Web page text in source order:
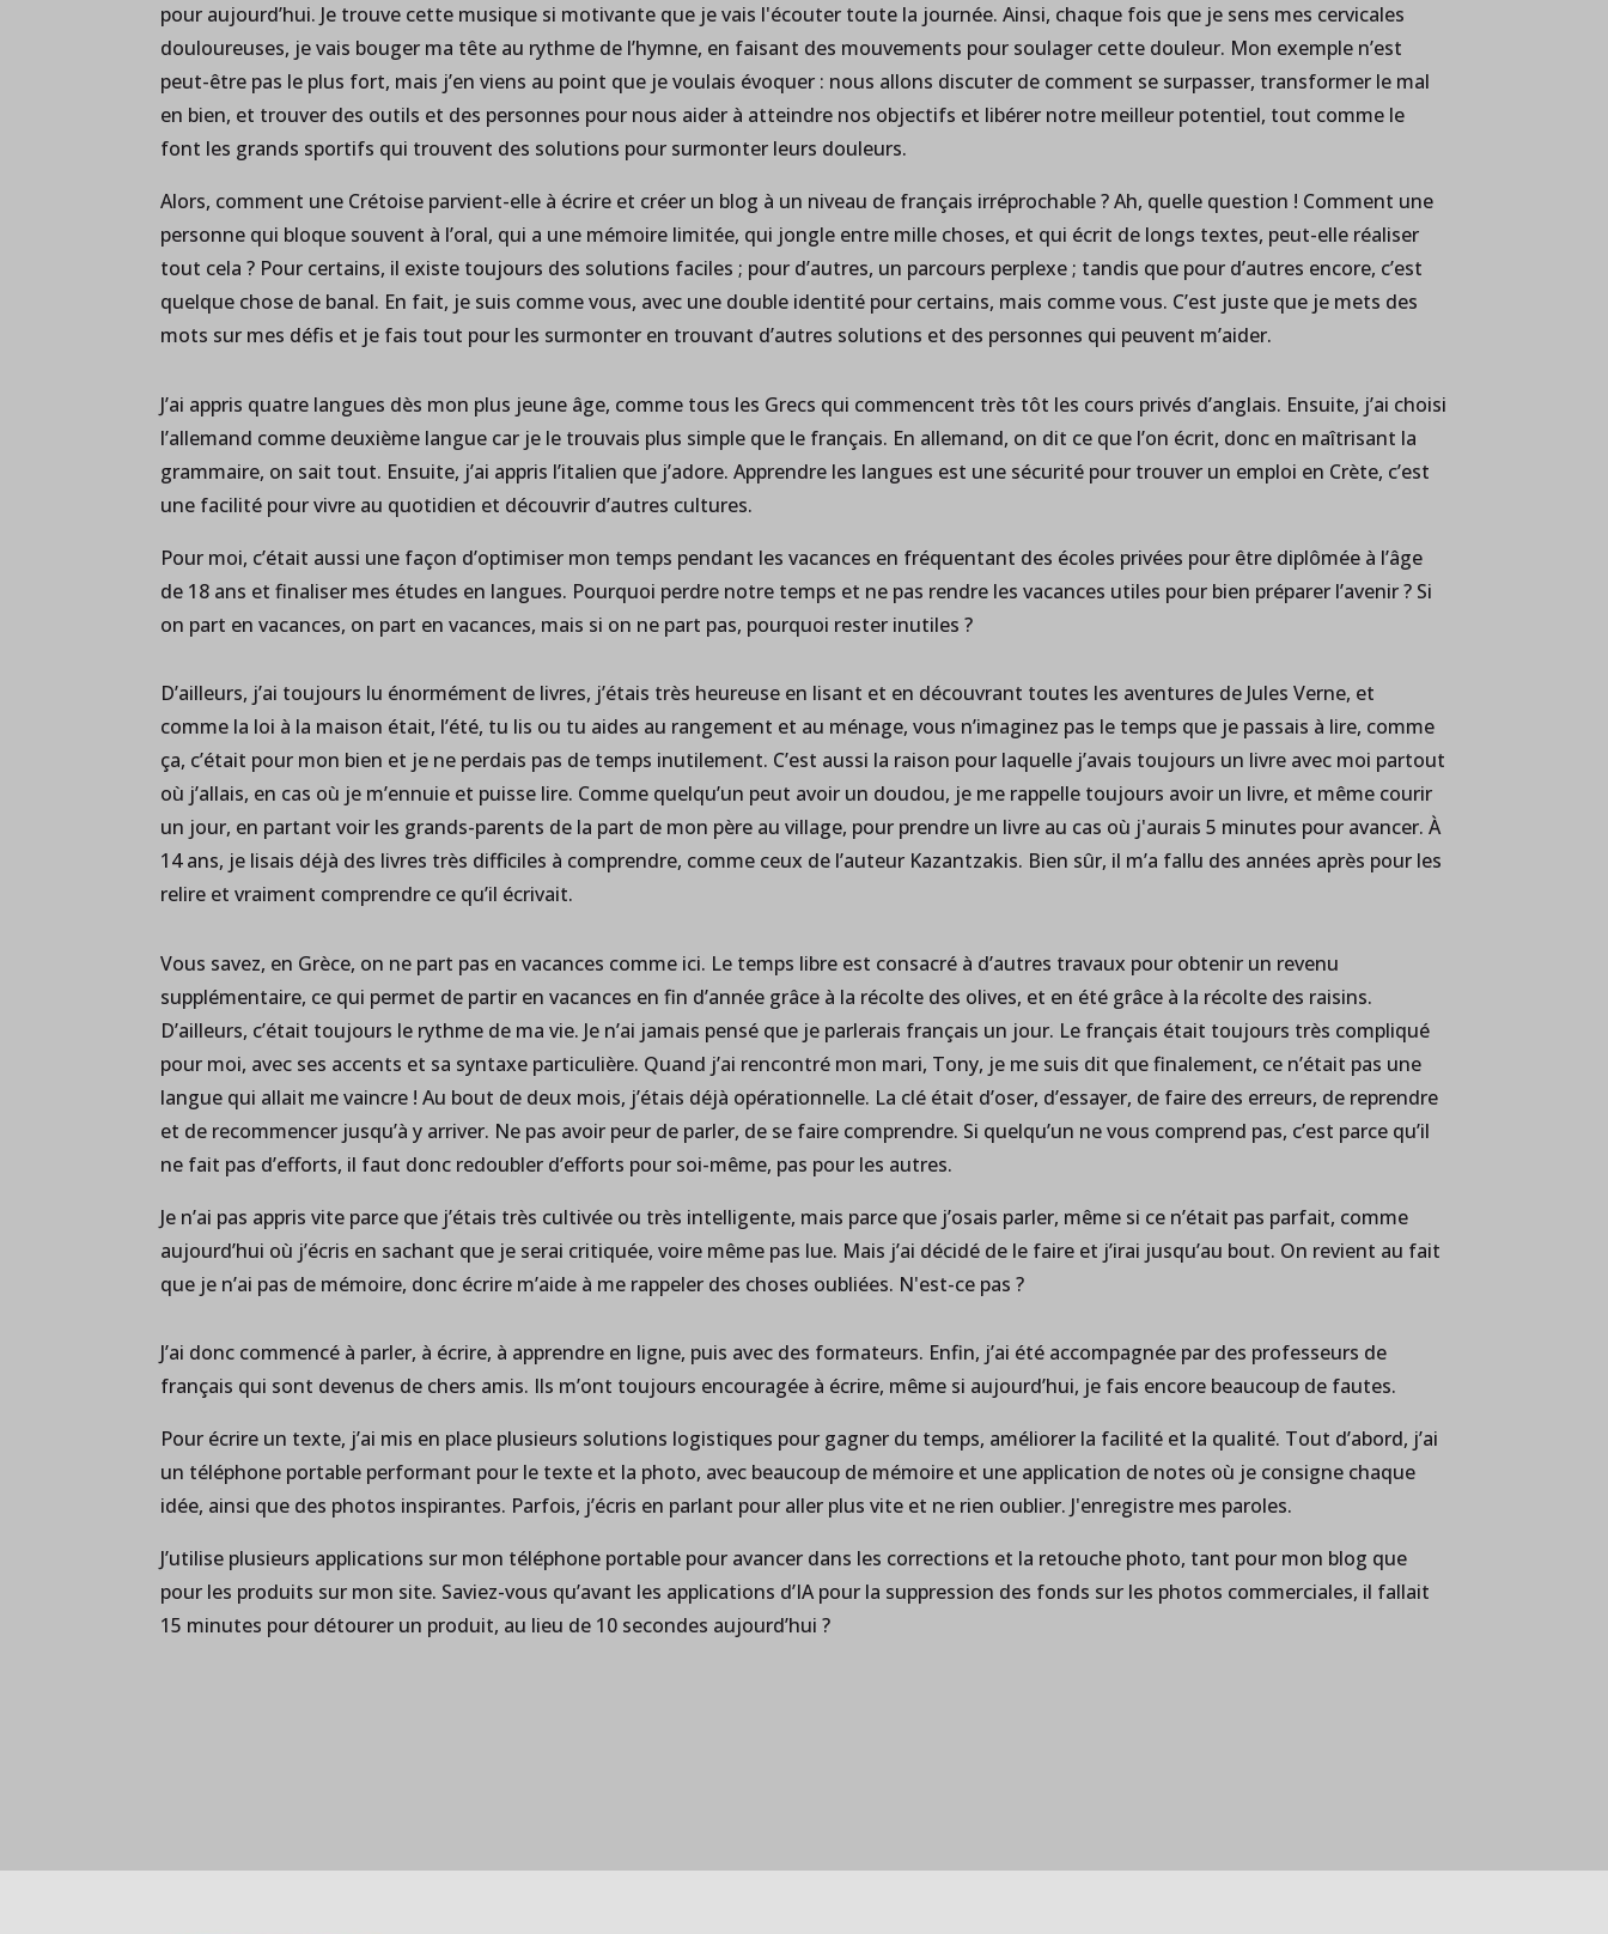
pour aujourd’hui. Je trouve cette musique si motivante que je vais l'écouter toute la journée. Ainsi, chaque fois que je sens mes cervicales
douloureuses, je vais bouger ma tête au rythme de l’hymne, en faisant des mouvements pour soulager cette douleur. Mon exemple n’est
peut-être pas le plus fort, mais j’en viens au point que je voulais évoquer : nous allons discuter de comment se surpasser, transformer le mal
en bien, et trouver des outils et des personnes pour nous aider à atteindre nos objectifs et libérer notre meilleur potentiel, tout comme le
font les grands sportifs qui trouvent des solutions pour surmonter leurs douleurs.
Alors, comment une Crétoise parvient-elle à écrire et créer un blog à un niveau de français irréprochable ? Ah, quelle question ! Comment une
personne qui bloque souvent à l’oral, qui a une mémoire limitée, qui jongle entre mille choses, et qui écrit de longs textes, peut-elle réaliser
tout cela ? Pour certains, il existe toujours des solutions faciles ; pour d’autres, un parcours perplexe ; tandis que pour d’autres encore, c’est
quelque chose de banal. En fait, je suis comme vous, avec une double identité pour certains, mais comme vous. C’est juste que je mets des
mots sur mes défis et je fais tout pour les surmonter en trouvant d’autres solutions et des personnes qui peuvent m’aider.
J’ai appris quatre langues dès mon plus jeune âge, comme tous les Grecs qui commencent très tôt les cours privés d’anglais. Ensuite, j’ai choisi
l’allemand comme deuxième langue car je le trouvais plus simple que le français. En allemand, on dit ce que l’on écrit, donc en maîtrisant la
grammaire, on sait tout. Ensuite, j’ai appris l’italien que j’adore. Apprendre les langues est une sécurité pour trouver un emploi en Crète, c’est
une facilité pour vivre au quotidien et découvrir d’autres cultures.
Pour moi, c’était aussi une façon d’optimiser mon temps pendant les vacances en fréquentant des écoles privées pour être diplômée à l’âge
de 18 ans et finaliser mes études en langues. Pourquoi perdre notre temps et ne pas rendre les vacances utiles pour bien préparer l’avenir ? Si
on part en vacances, on part en vacances, mais si on ne part pas, pourquoi rester inutiles ?
D’ailleurs, j’ai toujours lu énormément de livres, j’étais très heureuse en lisant et en découvrant toutes les aventures de Jules Verne, et
comme la loi à la maison était, l’été, tu lis ou tu aides au rangement et au ménage, vous n’imaginez pas le temps que je passais à lire, comme
ça, c’était pour mon bien et je ne perdais pas de temps inutilement. C’est aussi la raison pour laquelle j’avais toujours un livre avec moi partout
où j’allais, en cas où je m’ennuie et puisse lire. Comme quelqu’un peut avoir un doudou, je me rappelle toujours avoir un livre, et même courir
un jour, en partant voir les grands-parents de la part de mon père au village, pour prendre un livre au cas où j'aurais 5 minutes pour avancer. À
14 ans, je lisais déjà des livres très difficiles à comprendre, comme ceux de l’auteur Kazantzakis. Bien sûr, il m’a fallu des années après pour les
relire et vraiment comprendre ce qu’il écrivait.
Vous savez, en Grèce, on ne part pas en vacances comme ici. Le temps libre est consacré à d’autres travaux pour obtenir un revenu
supplémentaire, ce qui permet de partir en vacances en fin d’année grâce à la récolte des olives, et en été grâce à la récolte des raisins.
D’ailleurs, c’était toujours le rythme de ma vie. Je n’ai jamais pensé que je parlerais français un jour. Le français était toujours très compliqué
pour moi, avec ses accents et sa syntaxe particulière. Quand j’ai rencontré mon mari, Tony, je me suis dit que finalement, ce n’était pas une
langue qui allait me vaincre ! Au bout de deux mois, j’étais déjà opérationnelle. La clé était d’oser, d’essayer, de faire des erreurs, de reprendre
et de recommencer jusqu’à y arriver. Ne pas avoir peur de parler, de se faire comprendre. Si quelqu’un ne vous comprend pas, c’est parce qu’il
ne fait pas d’efforts, il faut donc redoubler d’efforts pour soi-même, pas pour les autres.
Je n’ai pas appris vite parce que j’étais très cultivée ou très intelligente, mais parce que j’osais parler, même si ce n’était pas parfait, comme
aujourd’hui où j’écris en sachant que je serai critiquée, voire même pas lue. Mais j’ai décidé de le faire et j’irai jusqu’au bout. On revient au fait
que je n’ai pas de mémoire, donc écrire m’aide à me rappeler des choses oubliées. N'est-ce pas ?
J’ai donc commencé à parler, à écrire, à apprendre en ligne, puis avec des formateurs. Enfin, j’ai été accompagnée par des professeurs de
français qui sont devenus de chers amis. Ils m’ont toujours encouragée à écrire, même si aujourd’hui, je fais encore beaucoup de fautes.
Pour écrire un texte, j’ai mis en place plusieurs solutions logistiques pour gagner du temps, améliorer la facilité et la qualité. Tout d’abord, j’ai
un téléphone portable performant pour le texte et la photo, avec beaucoup de mémoire et une application de notes où je consigne chaque
idée, ainsi que des photos inspirantes. Parfois, j’écris en parlant pour aller plus vite et ne rien oublier. J'enregistre mes paroles.
J’utilise plusieurs applications sur mon téléphone portable pour avancer dans les corrections et la retouche photo, tant pour mon blog que
pour les produits sur mon site. Saviez-vous qu’avant les applications d’IA pour la suppression des fonds sur les photos commerciales, il fallait
15 minutes pour détourer un produit, au lieu de 10 secondes aujourd’hui ?